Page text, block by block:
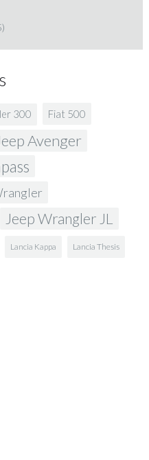
300 Fiat 500
Avenger
Jeep Wrangler JL
Lancia Kappa Lancia Thesis